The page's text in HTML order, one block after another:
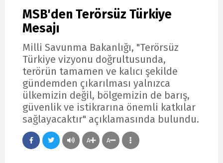
MSB'den Terörsüz Türkiye
Mesajı
Milli Savunma Bakanlığı, "Terörsüz
Türkiye vizyonu doğrultusunda,
terörün tamamen ve kalıcı şekilde
gündemden çıkarılması yalnızca
ülkemizin değil, bölgemizin de barış,
güvenlik ve istikrarına önemli katkılar
sağlayacaktır" açıklamasında bulundu.
A A